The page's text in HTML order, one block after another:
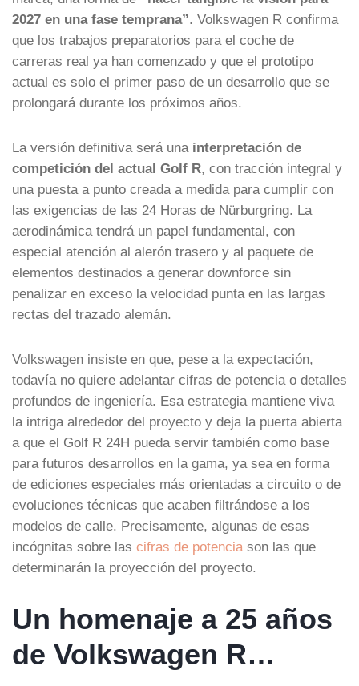
2027 en una fase temprana”. Volkswagen R confirma
que los trabajos preparatorios para el coche de
carreras real ya han comenzado y que el prototipo
actual es solo el primer paso de un desarrollo que se
prolongará durante los próximos años.
La versión definitiva será una interpretación de
competición del actual Golf R, con tracción integral y
una puesta a punto creada a medida para cumplir con
las exigencias de las 24 Horas de Nürburgring. La
aerodinámica tendrá un papel fundamental, con
especial atención al alerón trasero y al paquete de
elementos destinados a generar downforce sin
penalizar en exceso la velocidad punta en las largas
rectas del trazado alemán.
Volkswagen insiste en que, pese a la expectación,
todavía no quiere adelantar cifras de potencia o detalles
profundos de ingeniería. Esa estrategia mantiene viva
la intriga alrededor del proyecto y deja la puerta abierta
a que el Golf R 24H pueda servir también como base
para futuros desarrollos en la gama, ya sea en forma
de ediciones especiales más orientadas a circuito o de
evoluciones técnicas que acaben filtrándose a los
modelos de calle. Precisamente, algunas de esas
incógnitas sobre las cifras de potencia son las que
determinarán la proyección del proyecto.
Un homenaje a 25 años
de Volkswagen R…